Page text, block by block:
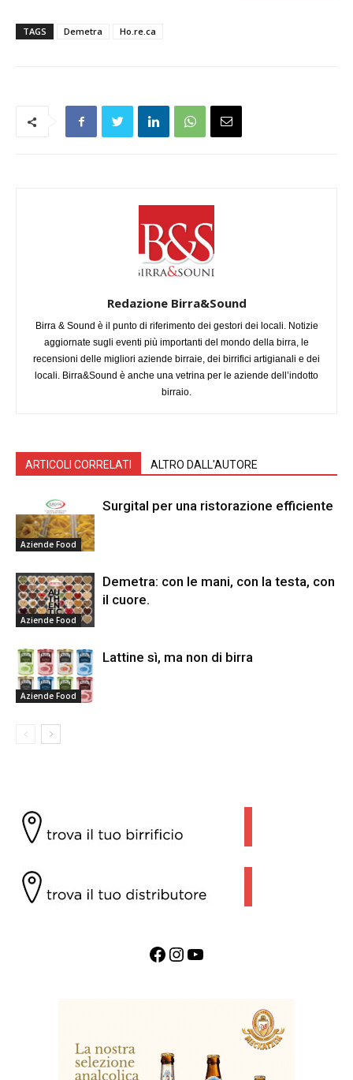
TAGS Demetra Ho.re.ca
Redazione Birra&Sound
Birra & Sound è il punto di riferimento dei gestori dei locali. Notizie
aggiornate sugli eventi più importanti del mondo della birra, le
recensioni delle migliori aziende birraie, dei birrifici artigianali e dei
locali. Birra&Sound è anche una vetrina per le aziende dell’indotto
birraio.
ARTICOLI CORRELATI ALTRO DALL'AUTORE
Aziende Food
Surgital per una ristorazione efficiente
Aziende Food
Demetra: con le mani, con la testa, con
il cuore.
Aziende Food
Lattine sì, ma non di birra
Facebook InstagramYouTube